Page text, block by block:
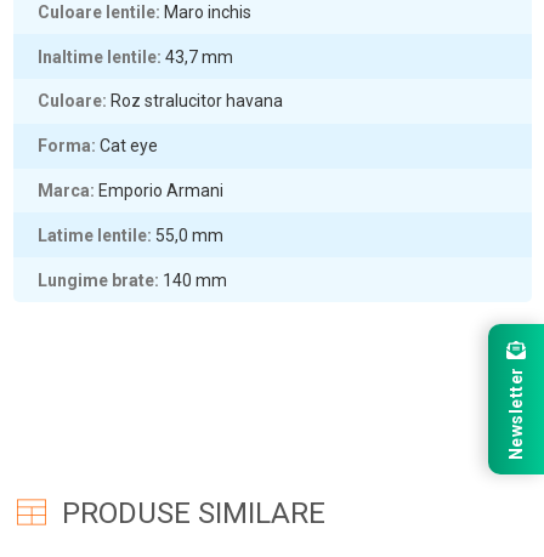
Culoare lentile Maro inchis
Inaltime lentile 43,7mm
Culoare Roz stralucitor havana
Forma Cat eye
Marca Emporio Armani
Latime lentile 55,0 mm
Lungime brate 140 mm
PRODUSE SIMILARE
Newsletter